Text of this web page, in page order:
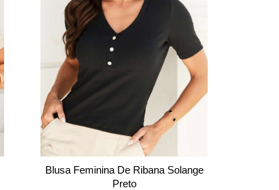
Blusa Feminina De Ribana Solange
Preto